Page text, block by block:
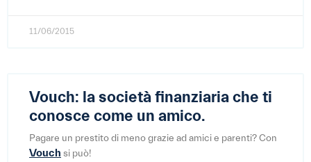
11/06/2015
Vouch: la società finanziaria che ti
conosce come un amico.
Pagare un prestito di meno grazie ad amici e parenti? Con
Vouch si può!